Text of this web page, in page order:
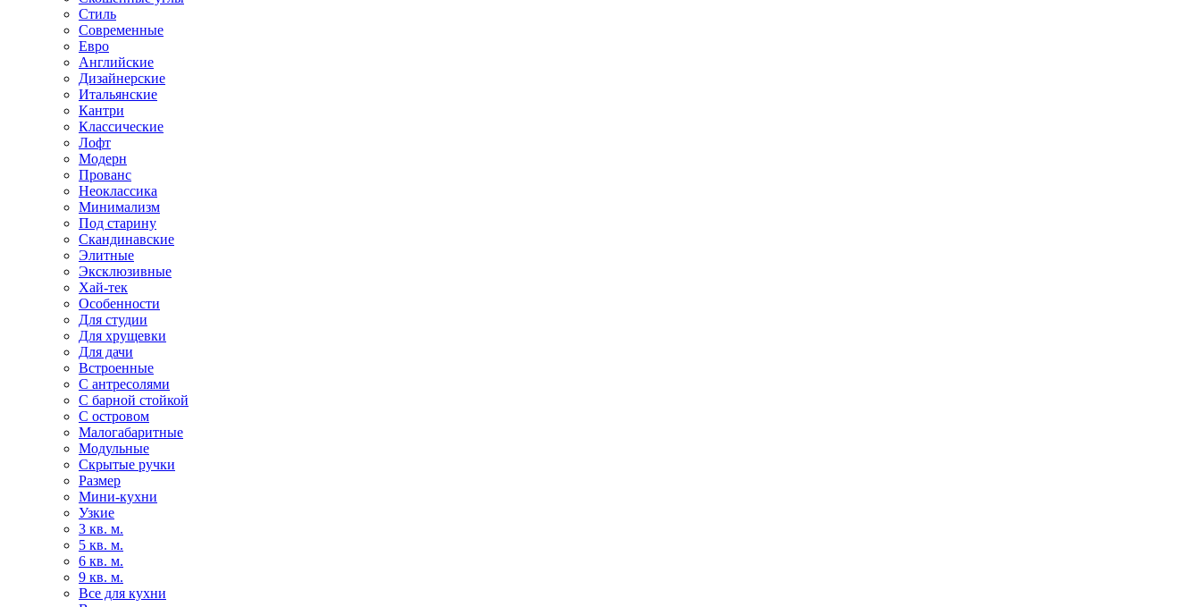
Стиль
Современные
Евро
Английские
Дизайнерские
Итальянские
Кантри
Классические
Лофт
Модерн
Прованс
Неоклассика
Минимализм
Под старину
Скандинавские
Элитные
Эксклюзивные
Хай-тек
Особенности
Для студии
Для хрущевки
Для дачи
Встроенные
С антресолями
С барной стойкой
С островом
Малогабаритные
Модульные
Скрытые ручки
Размер
Мини-кухни
Узкие
3 кв. м.
5 кв. м.
6 кв. м.
9 кв. м.
Все для кухни